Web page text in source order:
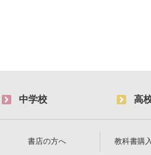
中学校 高
書店の方へ 教科書購